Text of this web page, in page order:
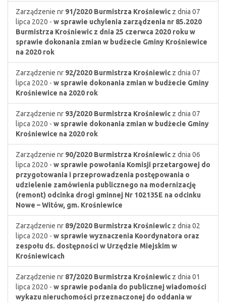
Zarządzenie nr 91/2020 Burmistrza Krośniewic z dnia 07
lipca 2020 - w sprawie uchylenia zarządzenia nr 85.2020
Burmistrza Krośniewic z dnia 25 czerwca 2020 roku w
sprawie dokonania zmian w budżecie Gminy Krośniewice
na 2020 rok
Zarządzenie nr 92/2020 Burmistrza Krośniewic z dnia 07
lipca 2020 - w sprawie dokonania zmian w budżecie Gminy
Krośniewice na 2020 rok
Zarządzenie nr 93/2020 Burmistrza Krośniewic z dnia 07
lipca 2020 - w sprawie dokonania zmian w budżecie Gminy
Krośniewice na 2020 rok
Zarządzenie nr 90/2020 Burmistrza Krośniewic z dnia 06
lipca 2020 - w sprawie powołania Komisji przetargowej do
przygotowania i przeprowadzenia postępowania o
udzielenie zamówienia publicznego na modernizację
(remont) odcinka drogi gminnej Nr 102135E na odcinku
Nowe – Witów, gm. Krośniewice
Zarządzenie nr 89/2020 Burmistrza Krośniewic z dnia 02
lipca 2020 - w sprawie wyznaczenia Koordynatora oraz
zespołu ds. dostępności w Urzędzie Miejskim w
Krośniewicach
Zarządzenie nr 87/2020 Burmistrza Krośniewic z dnia 01
lipca 2020 - w sprawie podania do publicznej wiadomości
wykazu nieruchomości przeznaczonej do oddania w